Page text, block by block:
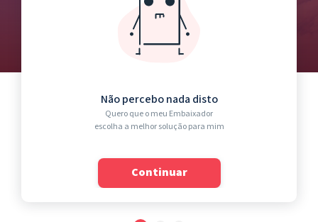
Não percebo nada disto
Quero que o meu Embaixador
escolha a melhor solução para mim
Continuar